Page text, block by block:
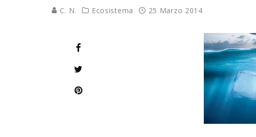
C. N. Ecosistema 25 Marzo 2014